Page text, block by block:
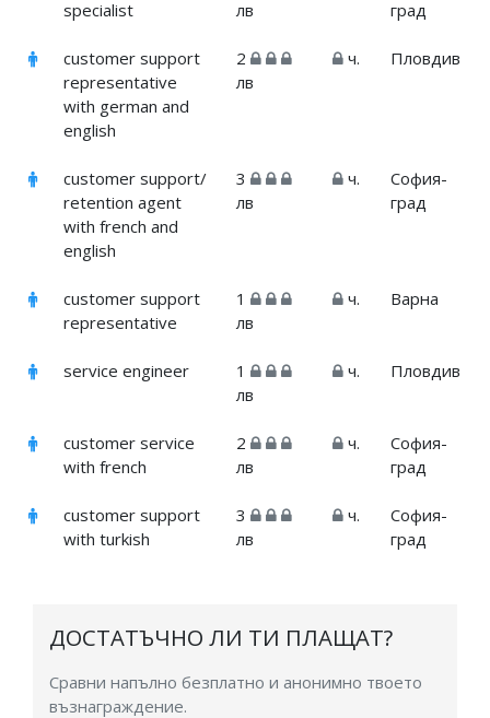
specialist лв град
customer support
representative
with german and
english
2
лв
ч. Пловдив
customer support/
retention agent
with french and
english
3
лв
ч.
София-
град
customer support
representative
1
лв
ч. Варна
service engineer
1
лв
ч. Пловдив
customer service
with french
2
лв
ч.
София-
град
customer support
with turkish
3
лв
ч.
София-
град
ДОСТАТЪЧНО ЛИ ТИ ПЛАЩАТ?
Сравни напълно безплатно и анонимно твоето
възнаграждение.